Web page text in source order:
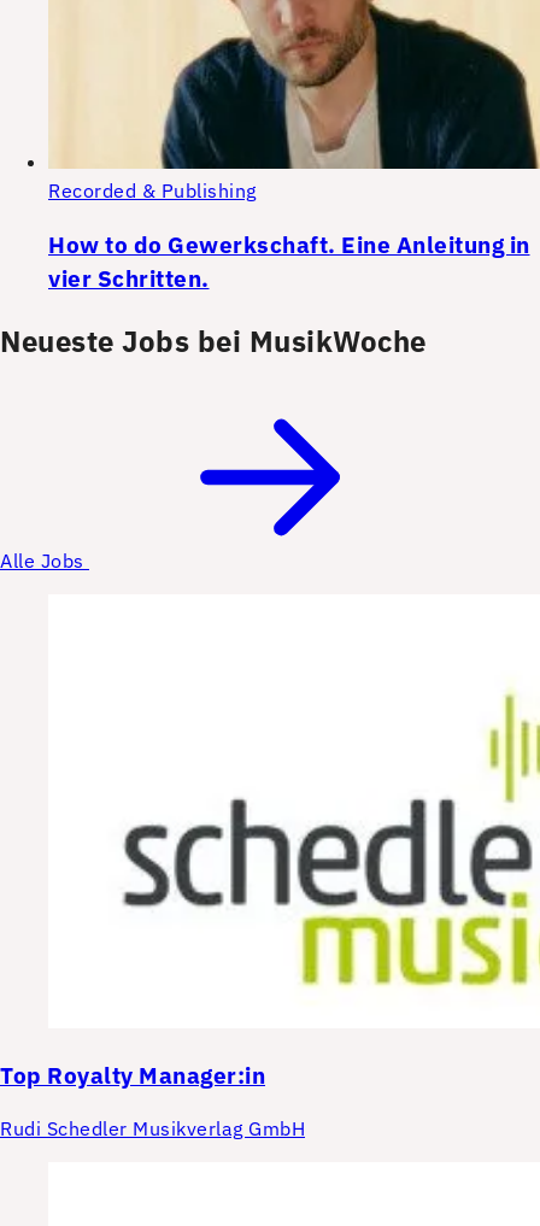
Recorded & Publishing
How to do Gewerkschaft. Eine Anleitung in
vier Schritten.
Neueste Jobs bei MusikWoche
Alle Jobs
Top Royalty Manager:in
Rudi Schedler Musikverlag GmbH